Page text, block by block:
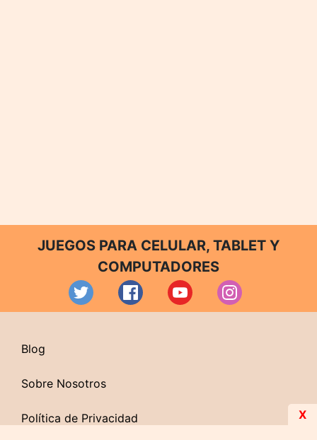
JUEGOS PARA CELULAR, TABLET Y
COMPUTADORES
Blog
Sobre Nosotros
Política de Privacidad X